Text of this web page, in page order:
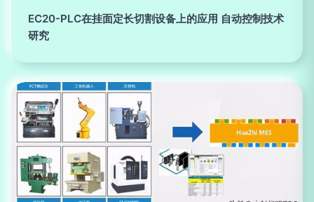
EC20-PLC在挂面定长切割设备上的应用 自动控制技术
研究